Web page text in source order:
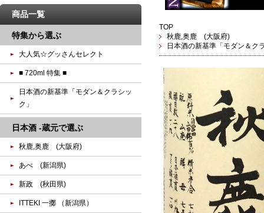
TOP
秋鹿,奥鹿 (大阪府)
日本酒の新基準「モダン＆ク
商品一覧
特集から選ぶ
大人気☆グッさんセレクト
■ 720ml 特集 ■
日本酒の新基準「モダン＆クラシッ
ク」
日本酒 -蔵元で選ぶ
秋鹿,奥鹿 (大阪府)
あべ (新潟県)
新政 (秋田県)
ITTEKI 一擲 （新潟県）